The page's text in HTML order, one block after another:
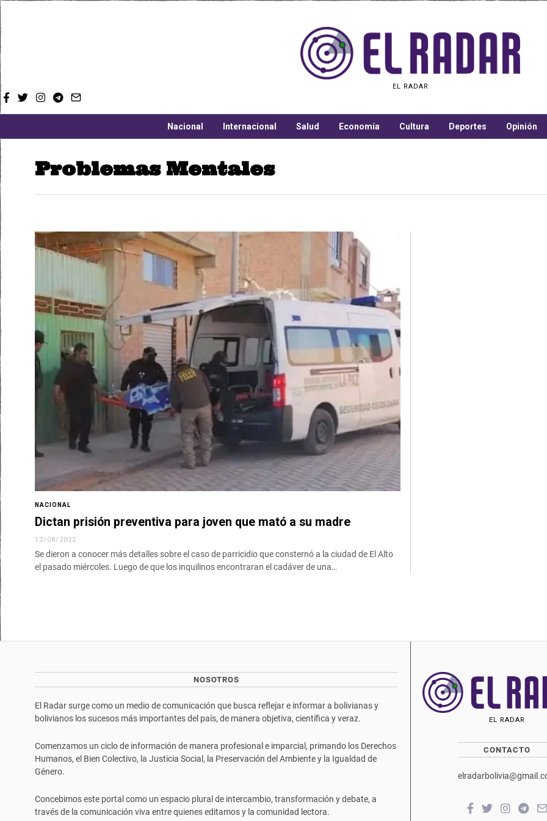
EL RADAR
Nacional Internacional Salud Economía Cultura Deportes Opinión
Problemas Mentales
NACIONAL
Dictan prisión preventiva para joven que mató a su madre
12/08/2022
Se dieron a conocer más detalles sobre el caso de parricidio que consternó a la ciudad de El Alto
el pasado miércoles. Luego de que los inquilinos encontraran el cadáver de una…
NOSOTROS
El Radar surge como un medio de comunicación que busca reflejar e informar a bolivianas y
bolivianos los sucesos más importantes del país, de manera objetiva, científica y veraz.
Comenzamos un ciclo de información de manera profesional e imparcial, primando los Derechos
Humanos, el Bien Colectivo, la Justicia Social, la Preservación del Ambiente y la Igualdad de
Género.
Concebimos este portal como un espacio plural de intercambio, transformación y debate, a
través de la comunicación viva entre quienes editamos y la comunidad lectora.
EL RADAR
CONTACTO